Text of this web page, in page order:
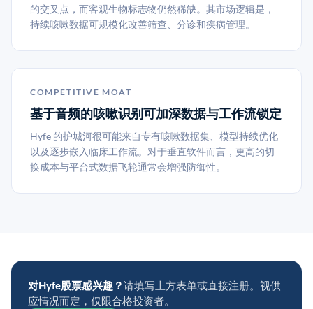
的交叉点，而客观生物标志物仍然稀缺。其市场逻辑是，
持续咳嗽数据可规模化改善筛查、分诊和疾病管理。
COMPETITIVE MOAT
基于音频的咳嗽识别可加深数据与工作流锁定
Hyfe 的护城河很可能来自专有咳嗽数据集、模型持续优化
以及逐步嵌入临床工作流。对于垂直软件而言，更高的切
换成本与平台式数据飞轮通常会增强防御性。
对Hyfe股票感兴趣？请填写上方表单或直接注册。视供
应情况而定，仅限合格投资者。